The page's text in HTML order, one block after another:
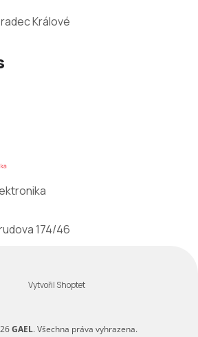
Králové
174/46
Vytvořil Shoptet
GAEL. Všechna práva vyhrazena.